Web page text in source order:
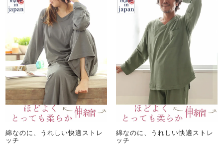
綿なのに、うれしい快適ストレ
ッチ
綿なのに、うれしい快適ストレ
ッチ